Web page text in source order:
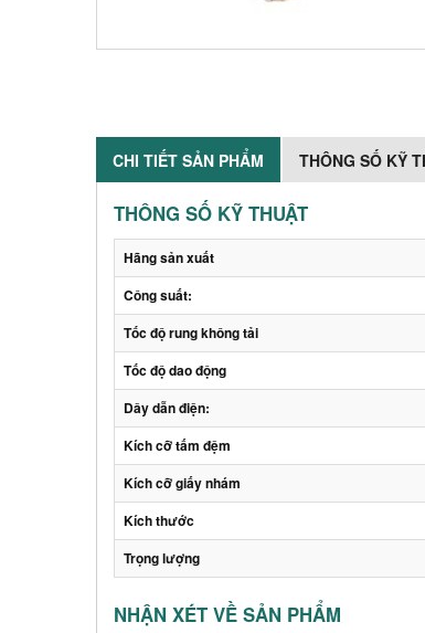
CHI TIẾT SẢN PHẨM THÔNG SỐ KỸ
THÔNG SỐ KỸ THUẬT
Hãng sản xuất
Công suất:
Tốc độ rung không tải
Tốc độ dao động
Dây dẫn điện:
Kích cỡ tấm đệm
Kích cỡ giấy nhám
Kích thước
Trọng lượng
NHẬN XÉT VỀ SẢN PHẨM